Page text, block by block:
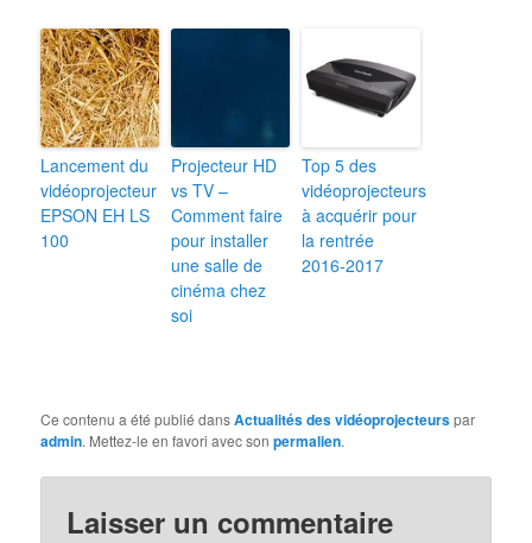
Lancement du
vidéoprojecteur
EPSON EH LS
100
Projecteur HD
vs TV –
Comment faire
pour installer
une salle de
cinéma chez
soi
Top 5 des
vidéoprojecteurs
à acquérir pour
la rentrée
2016-2017
Ce contenu a été publié dansActualités des vidéoprojecteurspar
admin. Mettez-le en favori avec sonpermalien.
Laisser un commentaire